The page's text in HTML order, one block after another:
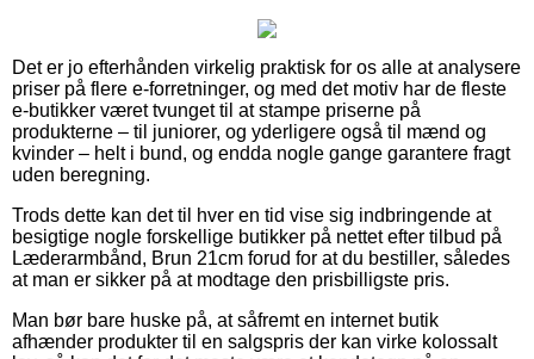
Det er jo efterhånden virkelig praktisk for os alle at analysere
priser på flere e-forretninger, og med det motiv har de fleste
e-butikker været tvunget til at stampe priserne på
produkterne – til juniorer, og yderligere også til mænd og
kvinder – helt i bund, og endda nogle gange garantere fragt
uden beregning.
Trods dette kan det til hver en tid vise sig indbringende at
besigtige nogle forskellige butikker på nettet efter tilbud på
Læderarmbånd, Brun 21cm forud for at du bestiller, således
at man er sikker på at modtage den prisbilligste pris.
Man bør bare huske på, at såfremt en internet butik
afhænder produkter til en salgspris der kan virke kolossalt